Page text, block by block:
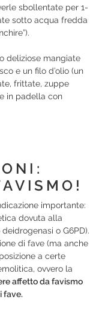
sbollentate per 1-
sotto acqua fredda
deliziose mangiate
e un filo d’olio (un
frittate, zuppe
in padella con
importante:
dovuta alla
o G6PD).
di fave (ma anche
a certe
ovvero la
affetto da favismo
fave.